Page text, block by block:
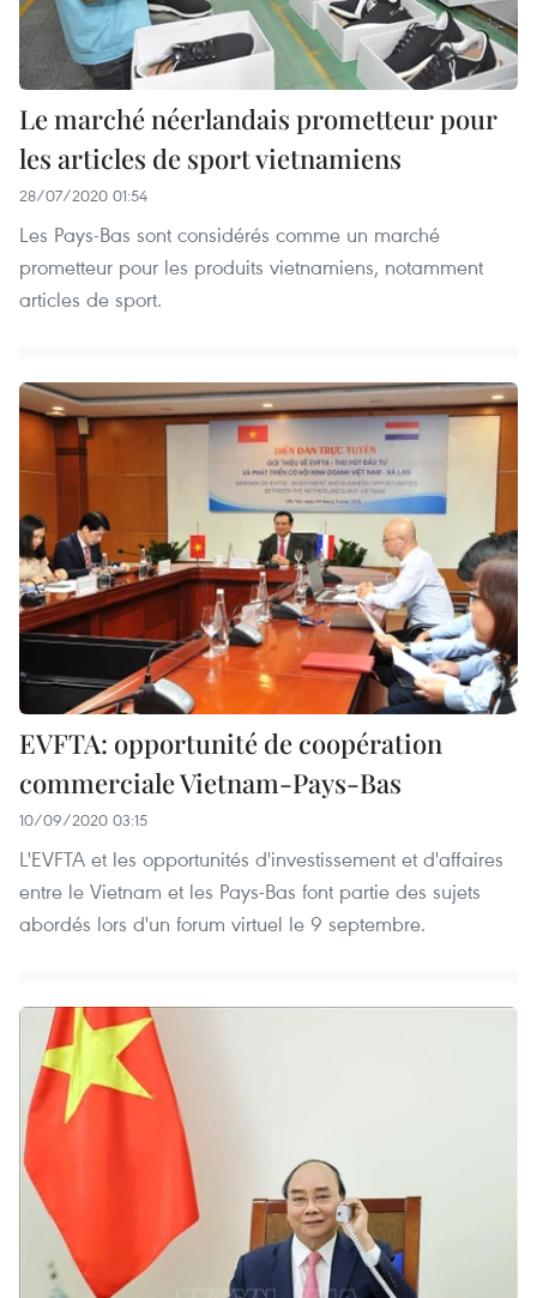
Le marché néerlandais prometteur pour
les articles de sport vietnamiens
28/07/2020 01:54
Les Pays-Bas sont considérés comme un marché
prometteur pour les produits vietnamiens, notamment
articles de sport.
EVFTA: opportunité de coopération
commerciale Vietnam-Pays-Bas
10/09/2020 03:15
L'EVFTA et les opportunités d'investissement et d'affaires
entre le Vietnam et les Pays-Bas font partie des sujets
abordés lors d'un forum virtuel le 9 septembre.